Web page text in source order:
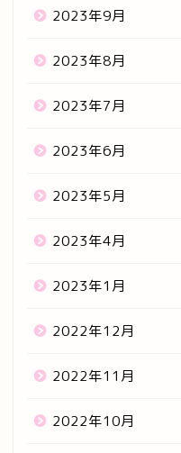
2023年9月
2023年8月
2023年7月
2023年6月
2023年5月
2023年4月
2023年1月
2022年12月
2022年11月
2022年10月